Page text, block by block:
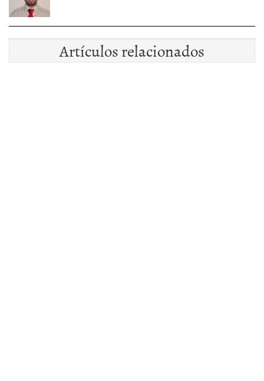
Artículos relacionados